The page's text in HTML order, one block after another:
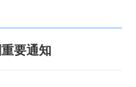
要通知